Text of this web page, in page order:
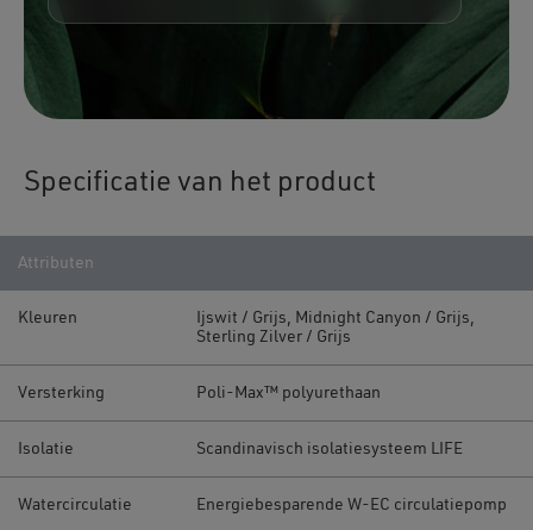
Specificatie van het product
Attributen
Kleuren
Ijswit / Grijs, Midnight Canyon / Grijs,
Sterling Zilver / Grijs
Versterking Poli-Max™ polyurethaan
Isolatie Scandinavisch isolatiesysteem LIFE
Watercirculatie Energiebesparende W-EC circulatiepomp